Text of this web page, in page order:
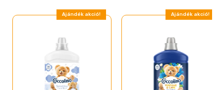
Ajándék akció! Ajándék akció!